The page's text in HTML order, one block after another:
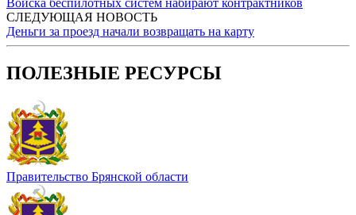
Войска беспилотных систем набирают контрактников
СЛЕДУЮЩАЯ НОВОСТЬ
Деньги за проезд начали возвращать на карту
ПОЛЕЗНЫЕ РЕСУРСЫ
Правительство Брянской области